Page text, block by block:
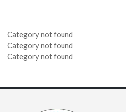
Category not found
Category not found
Category not found